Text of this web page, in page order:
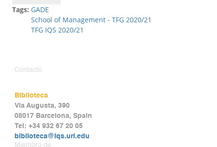
Tags: GADE
School of Management - TFG 2020/21
TFG IQS 2020/21
Contacto
Biblioteca
Via Augusta, 390
08017 Barcelona, Spain
Tel: +34 932 67 20 05
biblioteca@iqs.url.edu
Miembro de